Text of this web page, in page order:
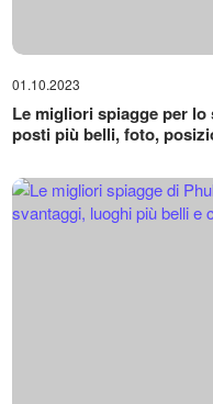
01.10.2023
Le migliori spiagge per
posti più belli, foto,